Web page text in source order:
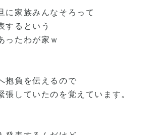
に家族みんなそろって
するという
ったわが家ｗ
抱負を伝えるので
張していたのを覚えています。